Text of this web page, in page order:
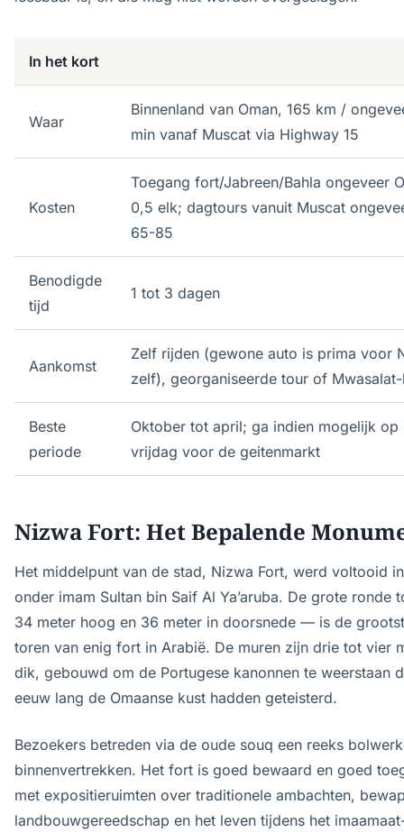
In het kort
Waar
Binnenland van Oman, 165 km /
min vanaf Muscat via Highway 15
Kosten
Toegang fort/Jabreen/Bahla ongeveer
0,5 elk; dagtours vanuit Muscat
65-85
Benodigde
tijd
1 tot 3 dagen
Aankomst
Zelf rijden (gewone auto is prima voor
zelf), georganiseerde tour of
Beste
periode
Oktober tot april; ga indien mogelijk op
vrijdag voor de geitenmarkt
Nizwa Fort: Het Bepalende
Het middelpunt van de stad, Nizwa Fort, werd voltooid
onder imam Sultan bin Saif Al Ya’aruba. De grote ronde
34 meter hoog en 36 meter in doorsnede — is de
toren van enig fort in Arabië. De muren zijn drie tot vier
dik, gebouwd om de Portugese kanonnen te weerstaan
eeuw lang de Omaanse kust hadden geteisterd.
Bezoekers betreden via de oude souq een reeks
binnenvertrekken. Het fort is goed bewaard en goed
met expositieruimten over traditionele ambachten,
landbouwgereedschap en het leven tijdens het